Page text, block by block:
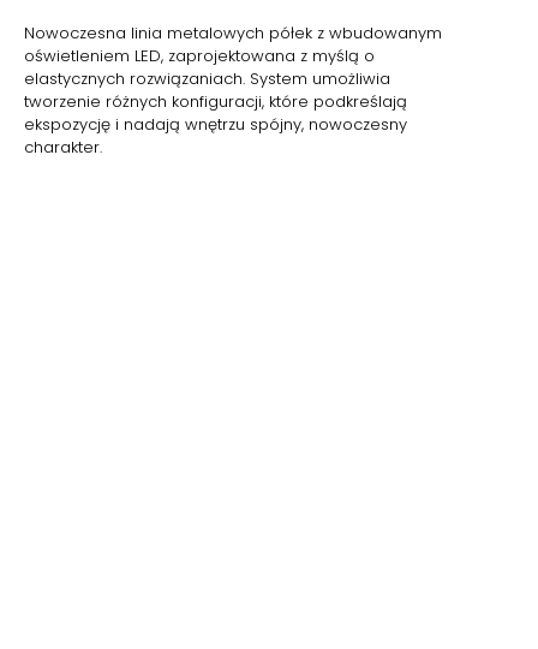
Nowoczesna linia metalowych półek z wbudowanym
oświetleniem LED, zaprojektowana z myślą o
elastycznych rozwiązaniach. System umożliwia
tworzenie różnych konfiguracji, które podkreślają
ekspozycję i nadają wnętrzu spójny, nowoczesny
charakter.